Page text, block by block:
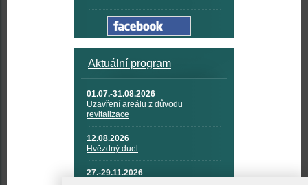
Aktuální program
01.07.-31.08.2026
Uzavření areálu z důvodu
revitalizace
12.08.2026
Hvězdný duel
27.-29.11.2026